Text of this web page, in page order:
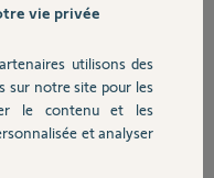
Les serveurs Somfy
discussion
vie privée
utilisons des
sur notre site pour les
le contenu et les
et analyser